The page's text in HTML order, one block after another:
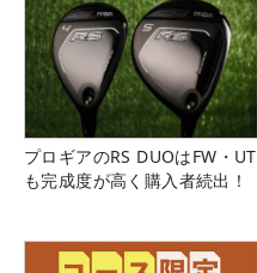
プロギアのRS DUOはFW・UT
も完成度が高く購入者続出！